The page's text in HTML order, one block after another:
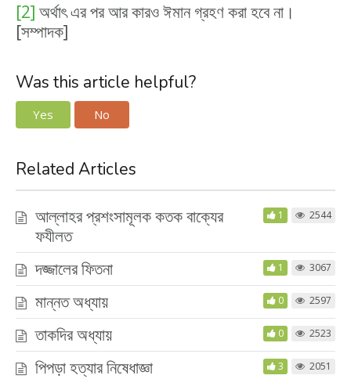
[2] অর্থাৎ এর পর আর কারও ঈমান গ্রহণ করা হবে না।
[সম্পাদক]
Was this article helpful?
Yes No
Related Articles
আল্লাহর প্রশংসামূলক কতক বাক্যের
ফযীলত
1 2544
দজ্জালের ফিতনা 1 3067
মান্নত অধ্যায় 0 2597
তাকদির অধ্যায় 0 2523
পিপড়া হত্যার নিষেধাজ্ঞা 3 2051